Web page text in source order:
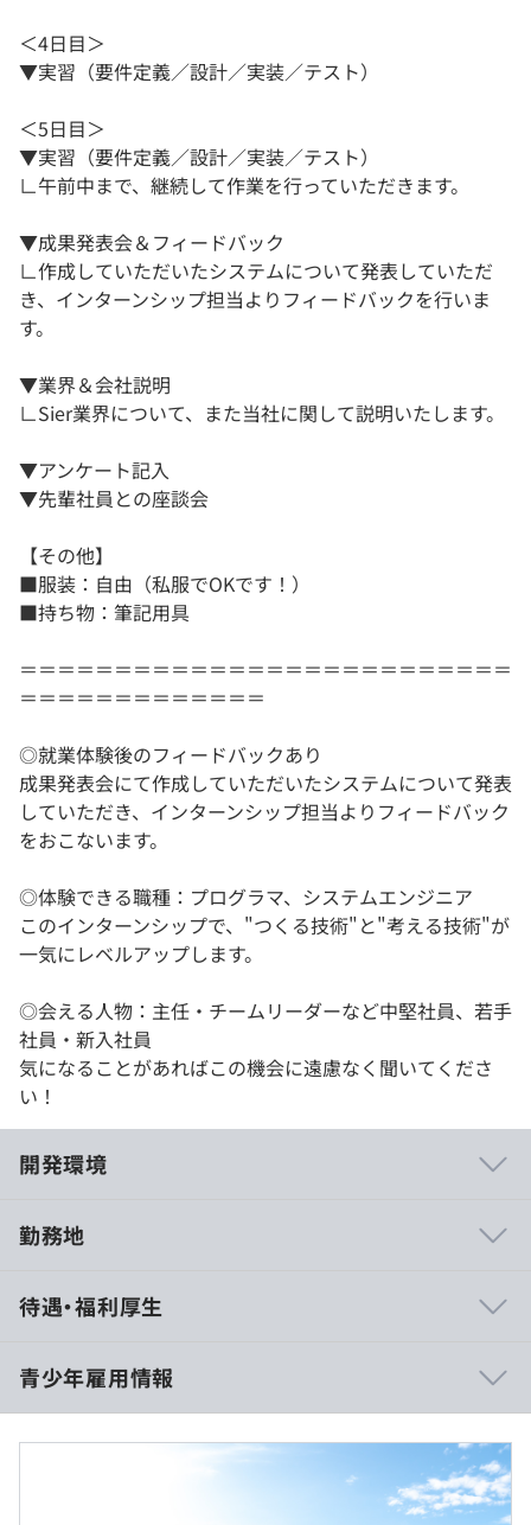
＜4日目＞
▼実習（要件定義／設計／実装／テスト）
＜5日目＞
▼実習（要件定義／設計／実装／テスト）
∟午前中まで、継続して作業を行っていただきます。
▼成果発表会＆フィードバック
∟作成していただいたシステムについて発表していただ
き、インターンシップ担当よりフィードバックを行いま
す。
▼業界＆会社説明
∟Sier業界について、また当社に関して説明いたします。
▼アンケート記入
▼先輩社員との座談会
【その他】
■服装：自由（私服でOKです！）
■持ち物：筆記用具
＝＝＝＝＝＝＝＝＝＝＝＝＝＝＝＝＝＝＝＝＝＝＝＝＝＝
＝＝＝＝＝＝＝＝＝＝＝＝＝
◎就業体験後のフィードバックあり
成果発表会にて作成していただいたシステムについて発表
していただき、インターンシップ担当よりフィードバック
をおこないます。
◎体験できる職種：プログラマ、システムエンジニア
このインターンシップで、"つくる技術"と"考える技術"が
一気にレベルアップします。
◎会える人物：主任・チームリーダーなど中堅社員、若手
社員・新入社員
気になることがあればこの機会に遠慮なく聞いてくださ
い！
開発環境
・社内勉強会
・プロジェクトリーダーとの月イチ面談
・メンター制度(入社後1年間)
・書籍、社外勉強会・カンファレンス参加費用の補助制度
勤務地
待遇・福利厚生
＜インターン開催時間＞
・初日：13:30～17:00
青少年雇用情報